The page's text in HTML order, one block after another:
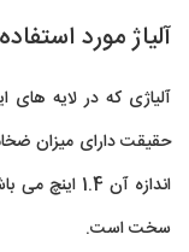
آلیاژ مورد
آلیاژی که در لایه
حقیقت دارای میزان
اندازه آن
سخت است.